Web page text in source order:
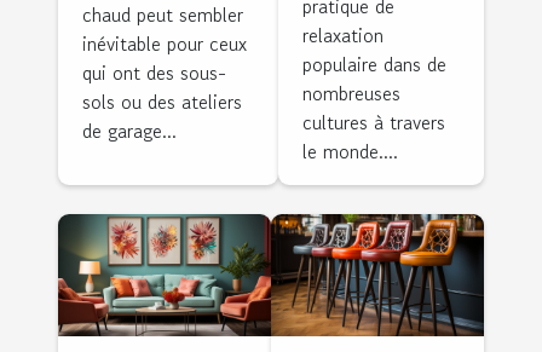
domicile
éprouvés,
vrais et
dignes de
chaud peut sembler
inévitable pour ceux
qui ont des sous-
sols ou des ateliers
de garage...
santé et la
relaxation
pratique de
relaxation
populaire dans de
nombreuses
cultures à travers
le monde....